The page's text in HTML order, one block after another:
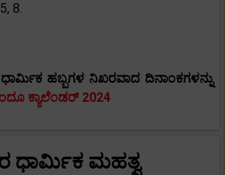
8.
ಧಾರ್ಮಿಕ ಹಬ್ಬಗಳ ನಿಖರವಾದ ದಿನಾಂಕಗಳನ್ನು
ಕ್ಯಾಲೆಂಡರ್ 2024
ಧಾರ್ಮಿಕ ಮಹತ್ವ